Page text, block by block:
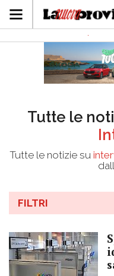
Tutte le
Tutte le notizie su
FILTRI